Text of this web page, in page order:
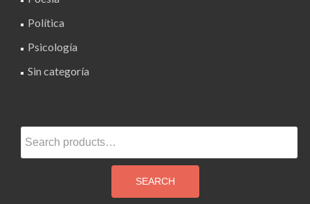
Política
Psicología
Sin categoría
Search
for:
SEARCH